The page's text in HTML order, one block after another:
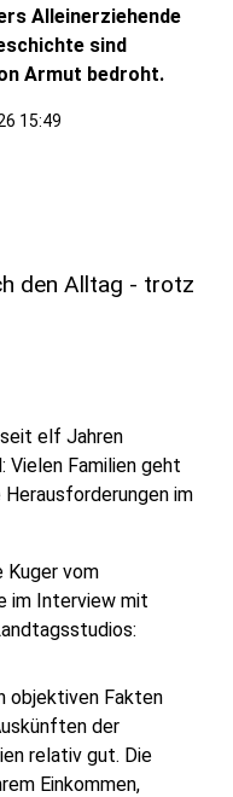
Alleinerziehende
sind
Armut bedroht.
15:49
den Alltag - trotz
elf Jahren
Familien geht
im
Kuger vom
im Interview mit
objektiven Fakten
der
relativ gut. Die
Einkommen,